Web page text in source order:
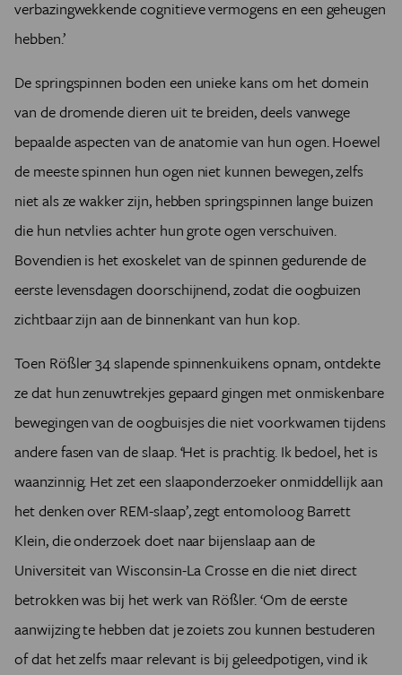
verbazingwekkende cognitieve vermogens en een geheugen
hebben.’
De springspinnen boden een unieke kans om het domein
van de dromende dieren uit te breiden, deels vanwege
bepaalde aspecten van de anatomie van hun ogen. Hoewel
de meeste spinnen hun ogen niet kunnen bewegen, zelfs
niet als ze wakker zijn, hebben springspinnen lange buizen
die hun netvlies achter hun grote ogen verschuiven.
Bovendien is het exoskelet van de spinnen gedurende de
eerste levensdagen doorschijnend, zodat die oogbuizen
zichtbaar zijn aan de binnenkant van hun kop.
Toen Rößler 34 slapende spinnenkuikens opnam, ontdekte
ze dat hun zenuwtrekjes gepaard gingen met onmiskenbare
bewegingen van de oogbuisjes die niet voorkwamen tijdens
andere fasen van de slaap. ‘Het is prachtig. Ik bedoel, het is
waanzinnig. Het zet een slaaponderzoeker onmiddellijk aan
het denken over REM-slaap’, zegt entomoloog Barrett
Klein, die onderzoek doet naar bijenslaap aan de
Universiteit van Wisconsin-La Crosse en die niet direct
betrokken was bij het werk van Rößler. ‘Om de eerste
aanwijzing te hebben dat je zoiets zou kunnen bestuderen
of dat het zelfs maar relevant is bij geleedpotigen, vind ik